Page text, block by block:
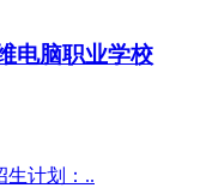
电脑职业学校
生计划：..